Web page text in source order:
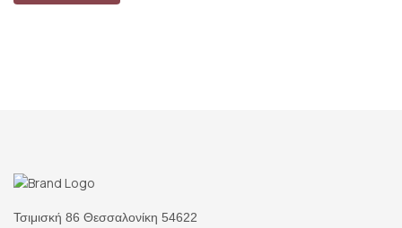
Τσιμισκή 86 Θεσσαλονίκη 54622